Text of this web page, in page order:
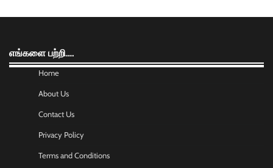
எங்களை பற்றி….
Home
About Us
Contact Us
Privacy Policy
Terms and Conditions